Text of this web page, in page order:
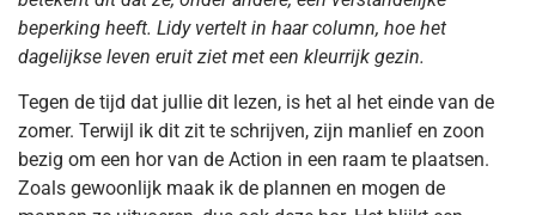
beperking heeft. Lidy vertelt in haar column, hoe het
dagelijkse leven eruit ziet met een kleurrijk gezin.
Tegen de tijd dat jullie dit lezen, is het al het einde van de
zomer. Terwijl ik dit zit te schrijven, zijn manlief en zoon
bezig om een hor van de Action in een raam te plaatsen.
Zoals gewoonlijk maak ik de plannen en mogen de